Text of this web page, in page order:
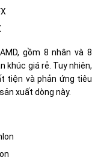
gồm 8 nhân và 8
khúc giá rẻ. Tuy nhiên,
tiện và phản ứng tiêu
xuất dòng này.